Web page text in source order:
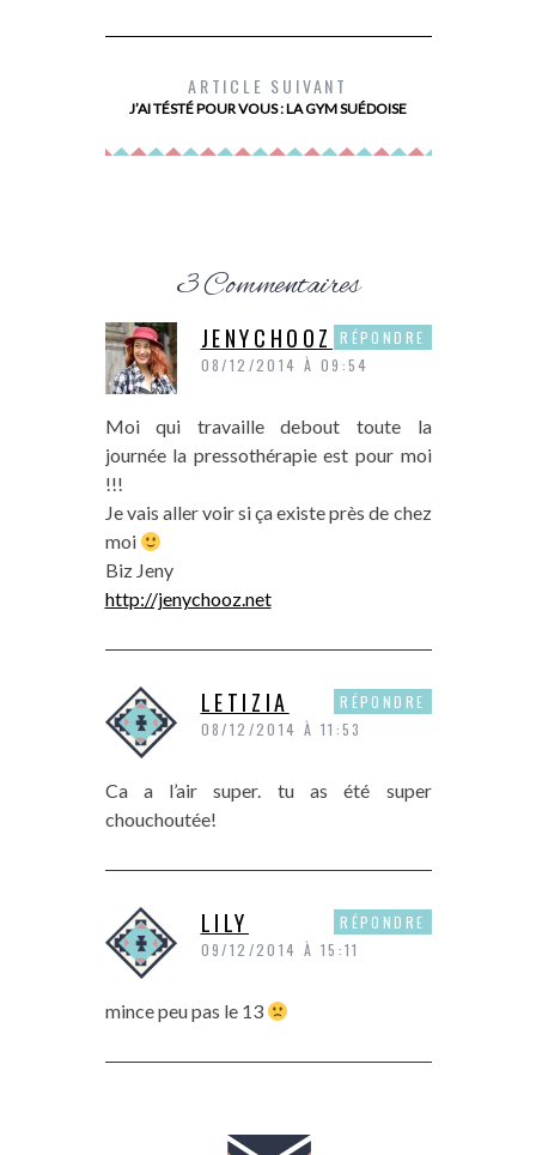
LE SECRET D’UN BRONZAGE QUI DURE
CORPS À L’HUILE DE COCO DE
PALMER’S
ARTICLE SUIVANT
J’AI TÉSTÉ POUR VOUS : LA GYM SUÉDOISE
3 Commentaires
JENYCHOOZ
08/12/2014 À 09:54
Moi qui travaille debout toute la
journée la pressothérapie est pour moi
!!!
Je vais aller voir si ça existe près de chez
moi
Biz Jeny
http://jenychooz.net
RÉPONDRE
LETIZIA
08/12/2014 À 11:53
Ca a l’air super. tu as été super
chouchoutée!
RÉPONDRE
LILY
09/12/2014 À 15:11
mince peu pas le 13
RÉPONDRE